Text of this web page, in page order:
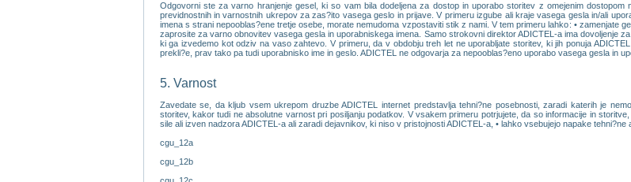
Odgovorni ste za varno hranjenje gesel, ki so vam bila dodeljena za dostop in uporabo storitev z omejenim
previdnostnih in varnostnih ukrepov za zas?ito vasega geslo in prijave. V primeru izgube ali kraje vasega gesla in/ali
imena s strani nepooblas?ene tretje osebe, morate nemudoma vzpostaviti stik z nami. V tem primeru lahko: • zamenjate
zaprosite za varno obnovitev vasega gesla in uporabniskega imena. Samo strokovni direktor ADICTEL-a ima dovoljenje
ki ga izvedemo kot odziv na vaso zahtevo. V primeru, da v obdobju treh let ne uporabljate storitev, ki jih ponuja
prekli?e, prav tako pa tudi uporabnisko ime in geslo. ADICTEL ne odgovarja za nepooblas?eno uporabo vasega gesla in
5. Varnost
Zavedate se, da kljub vsem ukrepom druzbe ADICTEL internet predstavlja tehni?ne posebnosti, zaradi katerih je
storitev, kakor tudi ne absolutne varnost pri posiljanju podatkov. V vsakem primeru potrjujete, da so informacije in
sile ali izven nadzora ADICTEL-a ali zaradi dejavnikov, ki niso v pristojnosti ADICTEL-a, • lahko vsebujejo napake
cgu_12a
cgu_12b